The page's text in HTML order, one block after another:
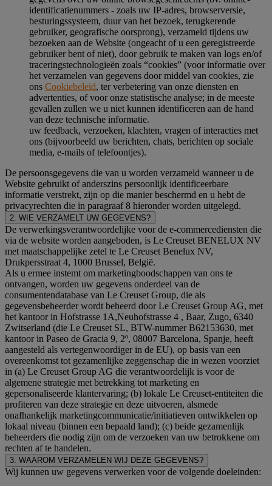
identificatienummers - zoals uw IP-adres, browserversie,
besturingssysteem, duur van het bezoek, terugkerende
gebruiker, geografische oorsprong), verzameld tijdens uw
bezoeken aan de Website (ongeacht of u een geregistreerde
gebruiker bent of niet), door gebruik te maken van logs en/of
traceringstechnologieën zoals “cookies” (voor informatie over
het verzamelen van gegevens door middel van cookies, zie
ons Cookiebeleid, ter verbetering van onze diensten en
advertenties, of voor onze statistische analyse; in de meeste
gevallen zullen we u niet kunnen identificeren aan de hand
van deze technische informatie.
uw feedback, verzoeken, klachten, vragen of interacties met
ons (bijvoorbeeld uw berichten, chats, berichten op sociale
media, e-mails of telefoontjes).
De persoonsgegevens die van u worden verzameld wanneer u de
Website gebruikt of anderszins persoonlijk identificeerbare
informatie verstrekt, zijn op die manier beschermd en u hebt de
privacyrechten die in paragraaf 8 hieronder worden uitgelegd.
2. WIE VERZAMELT UW GEGEVENS?
De verwerkingsverantwoordelijke voor de e-commercediensten die
via de website worden aangeboden, is Le Creuset BENELUX NV
met maatschappelijke zetel te Le Creuset Benelux NV,
Drukpersstraat 4, 1000 Brussel, België.
Als u ermee instemt om marketingboodschappen van ons te
ontvangen, worden uw gegevens onderdeel van de
consumentendatabase van Le Creuset Group, die als
gegevensbeheerder wordt beheerd door Le Creuset Group AG, met
het kantoor in Hofstrasse 1A,Neuhofstrasse 4 , Baar, Zugo, 6340
Zwitserland (die Le Creuset SL, BTW-nummer B62153630, met
kantoor in Paseo de Gracia 9, 2º, 08007 Barcelona, Spanje, heeft
aangesteld als vertegenwoordiger in de EU), op basis van een
overeenkomst tot gezamenlijke zeggenschap die in wezen voorziet
in (a) Le Creuset Group AG die verantwoordelijk is voor de
algemene strategie met betrekking tot marketing en
gepersonaliseerde klantervaring; (b) lokale Le Creuset-entiteiten die
profiteren van deze strategie en deze uitvoeren, alsmede
onafhankelijk marketingcommunicatie/initiatieven ontwikkelen op
lokaal niveau (binnen een bepaald land); (c) beide gezamenlijk
beheerders die nodig zijn om de verzoeken van uw betrokkene om
rechten af te handelen.
3. WAAROM VERZAMELEN WIJ DEZE GEGEVENS?
Wij kunnen uw gegevens verwerken voor de volgende doeleinden: